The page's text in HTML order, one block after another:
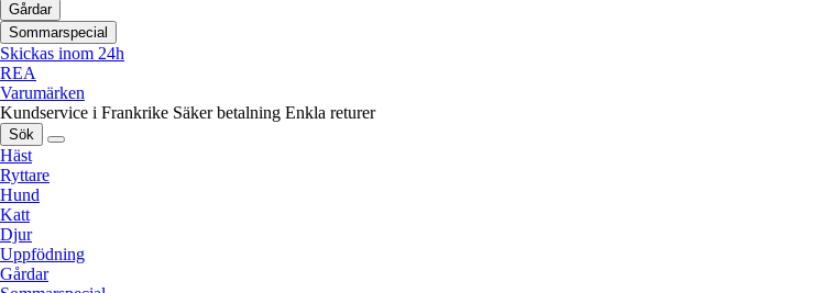
Gårdar
Sommarspecial
Skickas inom 24h
REA
Varumärken
Kundservice i Frankrike Säker betalning Enkla returer
Sök
Häst
Ryttare
Hund
Katt
Djur
Uppfödning
Gårdar